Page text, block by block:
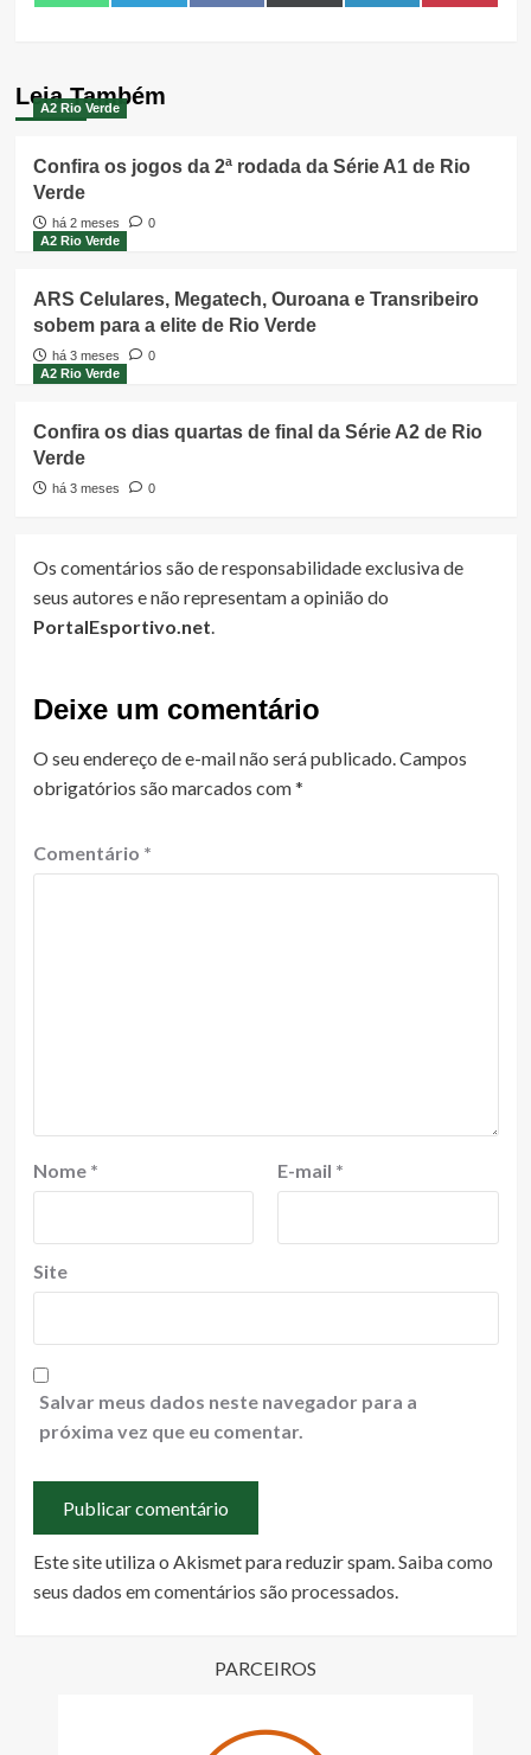
on on on on
(Twitter) on on
Leia Também
A2 Rio Verde
Confira os jogos da 2ª rodada da Série A1 de Rio
Verde
há 2 meses
0
A2 Rio Verde
ARS Celulares, Megatech, Ouroana e Transribeiro
sobem para a elite de Rio Verde
há 3 meses
0
A2 Rio Verde
Confira os dias quartas de final da Série A2 de Rio
Verde
há 3 meses 0
Os comentários são de responsabilidade exclusiva de
seus autores e não representam a opinião do
PortalEsportivo.net.
Deixe um comentário
O seu endereço de e-mail não será publicado.Campos
obrigatórios são marcados com*
Comentário *
Nome * E-mail *
Site
Salvar meus dados neste navegador para a
próxima vez que eu comentar.
Este site utiliza o Akismet para reduzir spam.Saiba como
seus dados em comentários são processados.
PARCEIROS